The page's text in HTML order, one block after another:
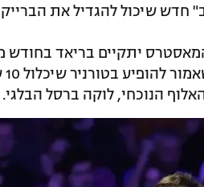
שיכול להגדיל את הברייק
יתקיים בריאד
הנוכחי, לוקה ברסל הבלגי.